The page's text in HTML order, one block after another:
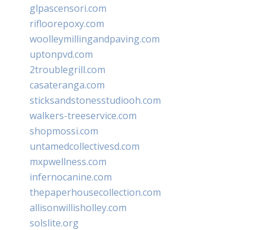
glpascensori.com
rifloorepoxy.com
woolleymillingandpaving.com
uptonpvd.com
2troublegrill.com
casateranga.com
sticksandstonesstudiooh.com
walkers-treeservice.com
shopmossi.com
untamedcollectivesd.com
mxpwellness.com
infernocanine.com
thepaperhousecollection.com
allisonwillisholley.com
solslite.org